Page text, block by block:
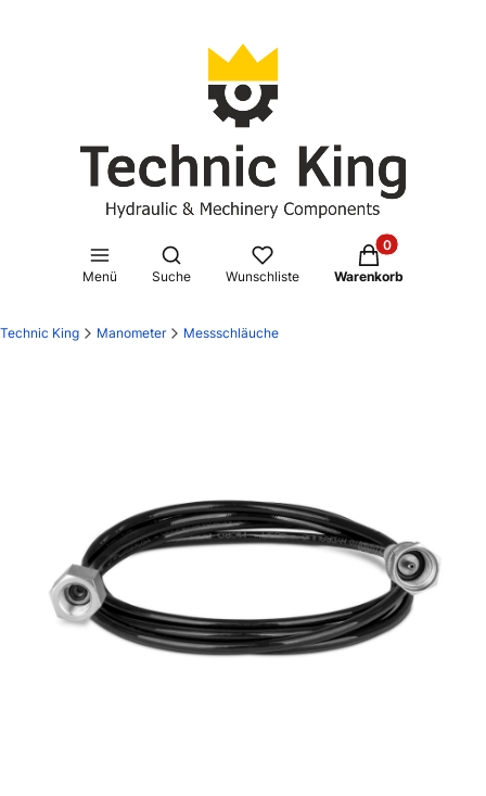
Menü
Suchmaschine öffnen
Suche Wunschliste
Produkte im
Warenkorb
Technic King Manometer Messschläuche